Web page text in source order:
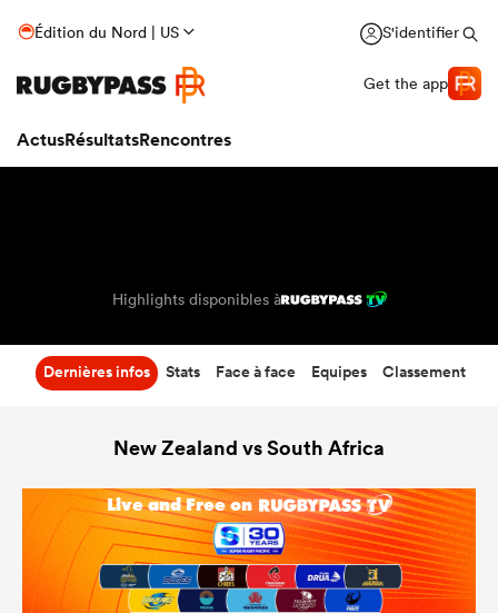
Édition du Nord | US S'identifier
Get the app
ActusRésultatsRencontres
Highlights disponibles à
Dernières infos Stats Face à face Equipes Classement
New Zealand vs South Africa